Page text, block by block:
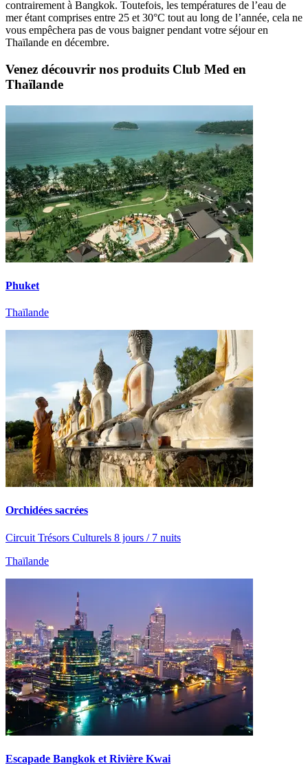
contrairement à Bangkok. Toutefois, les températures de l’eau de
mer étant comprises entre 25 et 30°C tout au long de l’année, cela ne
vous empêchera pas de vous baigner pendant votre séjour en
Thaïlande en décembre.
Venez découvrir nos produits Club Med en
Thaïlande
Phuket
Thaïlande
Orchidées sacrées
Circuit Trésors Culturels 8 jours / 7 nuits
Thaïlande
Escapade Bangkok et Rivière Kwai